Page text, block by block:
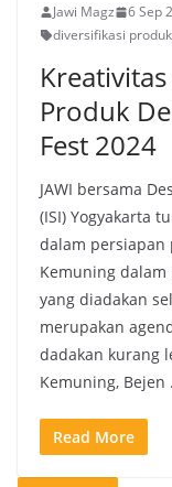
Jawi Magz 6 Sep
diversifikasi produk
Produk
Fest 2024
JAWI bersama
(ISI) Yogyakarta
dalam persiapan
Kemuning dalam
yang diadakan
merupakan
dadakan kurang
Kemuning, Bejen
Read More